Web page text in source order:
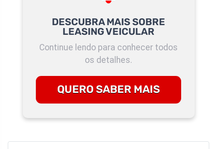
DESCUBRA MAIS SOBRE
LEASING VEICULAR
Continue lendo para conhecer todos
os detalhes.
QUERO SABER MAIS